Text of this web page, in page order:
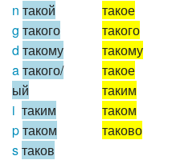
n такой
g такого
d такому
aтакого/
ый
i таким
pтаком
sтаков
такое
такого
такому
такое
таким
таком
таково